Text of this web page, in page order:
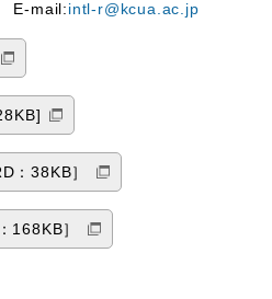
E-mail: intl-r@kcua.ac.jp
：38KB］
168KB］